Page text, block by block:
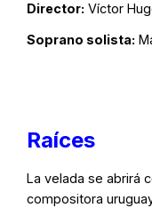
Director: Víctor
Soprano solista:
Raíces
La velada se abrirá
compositora